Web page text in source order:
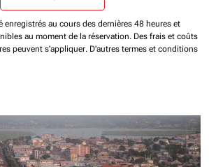
enregistrés au cours des dernières 48 heures et
au moment de la réservation. Des frais et coûts
peuvent s'appliquer. D'autres termes et conditions